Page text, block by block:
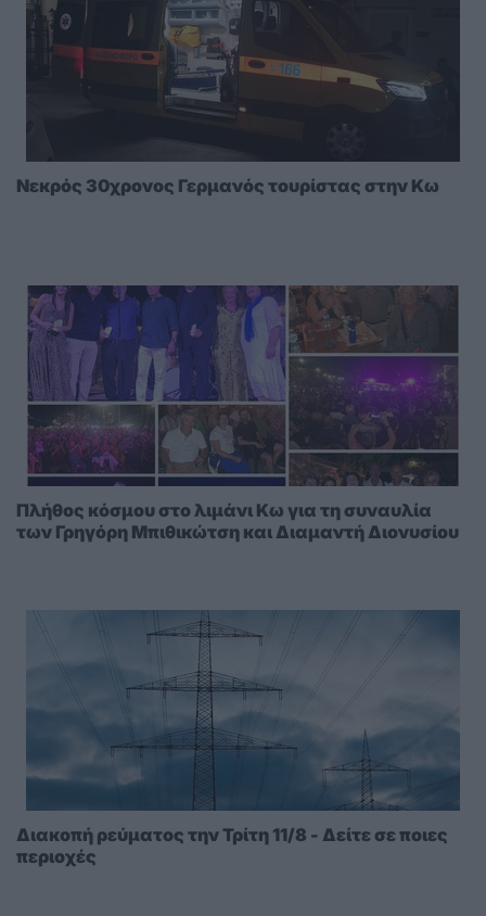
Νεκρός 30χρονος Γερμανός τουρίστας στην Κω
Πλήθος κόσμου στο λιμάνι Κω για τη συναυλία
των Γρηγόρη Μπιθικώτση και Διαμαντή Διονυσίου
Διακοπή ρεύματος την Τρίτη 11/8 - Δείτε σε ποιες
περιοχές